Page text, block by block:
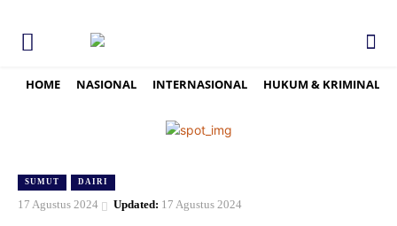
HOME NASIONAL INTERNASIONAL HUKUM & KRIMINAL
SUMUT DAIRI
17 Agustus 2024 Updated: 17 Agustus 2024